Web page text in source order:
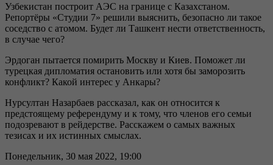
Узбекистан построит АЭС на границе с Казахстаном.
Репортёры «Студии 7» решили выяснить, безопасно ли такое
соседство с атомом. Будет ли Ташкент нести ответственность,
в случае чего?
Эрдоган пытается помирить Москву и Киев. Поможет ли
турецкая дипломатия остановить или хотя бы заморозить
конфликт? Какой интерес у Анкары?
Нурсултан Назарбаев рассказал, как он относится к
предстоящему референдуму и к тому, что членов его семьи
подозревают в рейдерстве. Расскажем о самых важных
тезисах и их истинных смыслах.
Понедельник, 30 мая 2022, 19:00